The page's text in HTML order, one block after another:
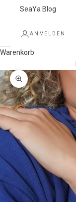
SeaYa Blog
ANMELDEN
Warenkorb
Bild vergrößern